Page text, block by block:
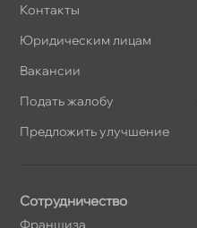
Контакты
Юридическим лицам
акансии
Подать жалобу
Предложить улучшение
Сотрудничество
Франшиза